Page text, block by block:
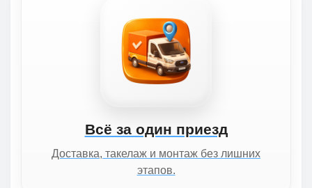
Всё за один приезд
Доставка, такелаж и монтаж без лишних
этапов.